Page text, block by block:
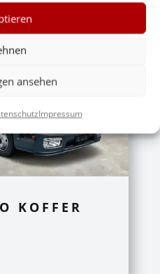
ansehen
Impressum
KOFFER